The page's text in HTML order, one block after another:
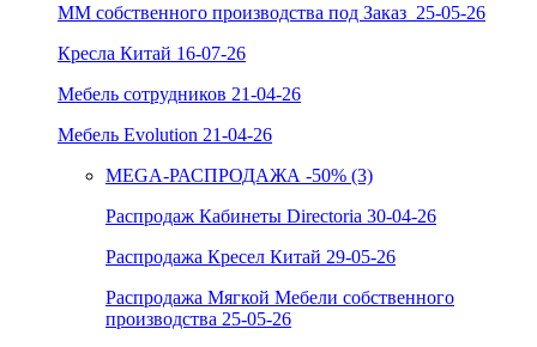
ММ собственного производства под Заказ_25-05-26
Кресла Китай 16-07-26
Мебель сотрудников 21-04-26
Мебель Evolution 21-04-26
MEGA-РАСПРОДАЖА -50% (3)
Распродаж Кабинеты Directoria 30-04-26
Распродажа Кресел Китай 29-05-26
Распродажа Мягкой Мебели собственного
производства 25-05-26